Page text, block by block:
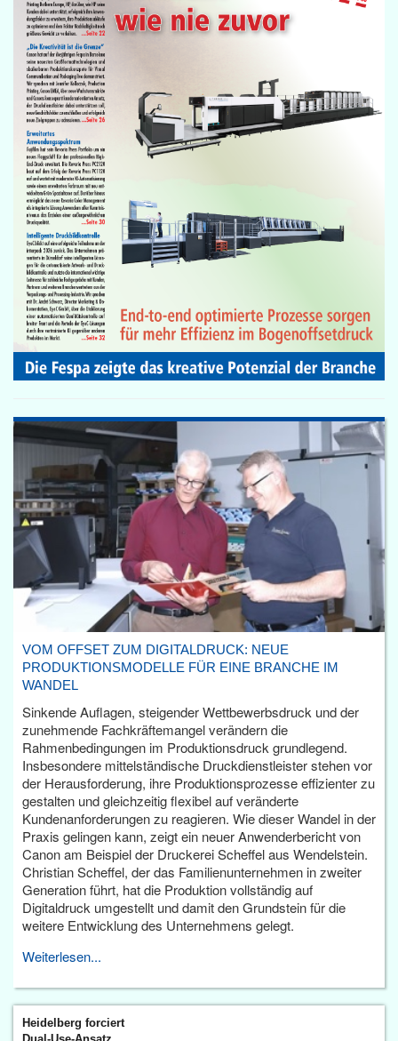
VOM OFFSET ZUM DIGITALDRUCK: NEUE
PRODUKTIONSMODELLE FÜR EINE BRANCHE IM
WANDEL
Sinkende Auflagen, steigender Wettbewerbsdruck und der
zunehmende Fachkräftemangel verändern die
Rahmenbedingungen im Produktionsdruck grundlegend.
Insbesondere mittelständische Druckdienstleister stehen vor
der Herausforderung, ihre Produktionsprozesse effizienter zu
gestalten und gleichzeitig flexibel auf veränderte
Kundenanforderungen zu reagieren. Wie dieser Wandel in der
Praxis gelingen kann, zeigt ein neuer Anwenderbericht von
Canon am Beispiel der Druckerei Scheffel aus Wendelstein.
Christian Scheffel, der das Familienunternehmen in zweiter
Generation führt, hat die Produktion vollständig auf
Digitaldruck umgestellt und damit den Grundstein für die
weitere Entwicklung des Unternehmens gelegt.
Weiterlesen...
Heidelberg forciert